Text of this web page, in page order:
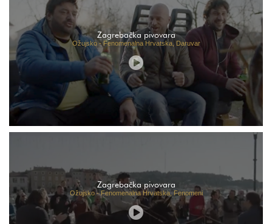
Zagrebačka pivovara
Ožujsko - Fenomenalna Hrvatska, Daruvar
Zagrebačka pivovara
Ožujsko - Fenomenalna Hrvatska, Fenomeni